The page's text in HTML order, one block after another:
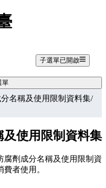
子選單已開啟
單
名稱及使用限制資料集/
使用限制資料集
腐劑成分名稱及使用限制資
者使用。